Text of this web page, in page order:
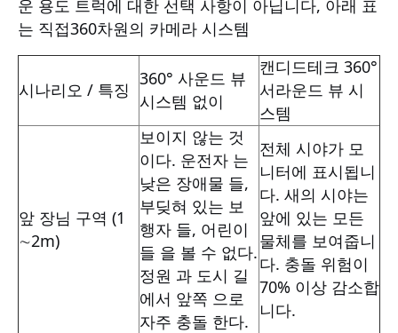
운 용도 트럭에 대한 선택 사항이 아닙니다, 아래 표
는 직접360차원의 카메라 시스템
시나리오 / 특징
360° 사운드 뷰
시스템 없이
캔디드테크 360°
서라운드 뷰 시
스템
앞 장님 구역 (1
∼2m)
보이지 않는 것
이다. 운전자 는
낮은 장애물 들,
부딪혀 있는 보
행자 들, 어린이
들 을 볼 수 없다.
정원 과 도시 길
에서 앞쪽 으로
자주 충돌 한다.
전체 시야가 모
니터에 표시됩니
다. 새의 시야는
앞에 있는 모든
물체를 보여줍니
다. 충돌 위험이
70% 이상 감소합
니다.